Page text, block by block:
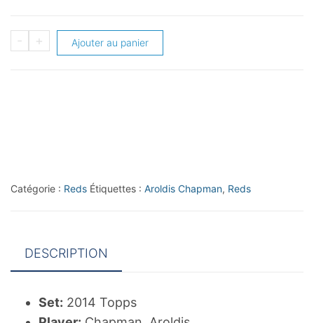
-
quantité
+ Ajouter au panier
Catégorie : Reds Étiquettes : Aroldis Chapman, Reds
DESCRIPTION
Set: 2014 Topps